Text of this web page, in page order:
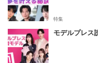
特集
モデルプレス